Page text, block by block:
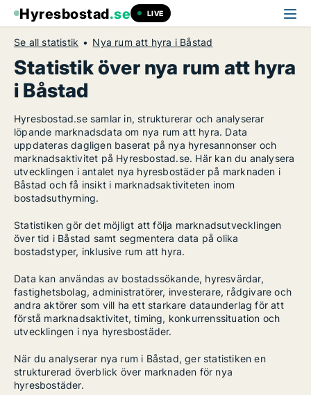
Hyresbostad.se LIVE
Se all statistik Nya rum att hyra i Båstad
Statistik över nya rum att hyra
i Båstad
Hyresbostad.se samlar in, strukturerar och analyserar
löpande marknadsdata om nya rum att hyra. Data
uppdateras dagligen baserat på nya hyresannonser och
marknadsaktivitet på Hyresbostad.se. Här kan du analysera
utvecklingen i antalet nya hyresbostäder på marknaden i
Båstad och få insikt i marknadsaktiviteten inom
bostadsuthyrning.
Statistiken gör det möjligt att följa marknadsutvecklingen
över tid i Båstad samt segmentera data på olika
bostadstyper, inklusive rum att hyra.
Data kan användas av bostadssökande, hyresvärdar,
fastighetsbolag, administratörer, investerare, rådgivare och
andra aktörer som vill ha ett starkare dataunderlag för att
förstå marknadsaktivitet, timing, konkurrenssituation och
utvecklingen i nya hyresbostäder.
När du analyserar nya rum i Båstad, ger statistiken en
strukturerad överblick över marknaden för nya
hyresbostäder.